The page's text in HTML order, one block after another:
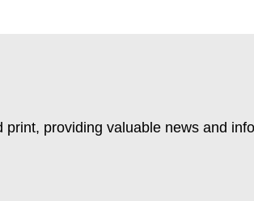
providing valuable news and